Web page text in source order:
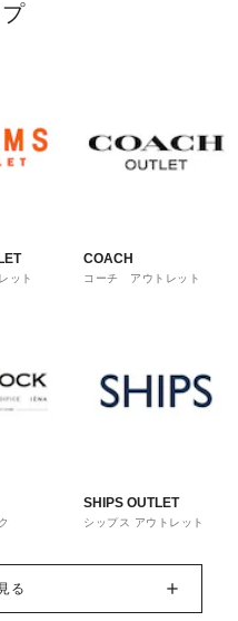
ット
COACH
コーチ アウトレット
SHIPS OUTLET
シップス アウトレット
る